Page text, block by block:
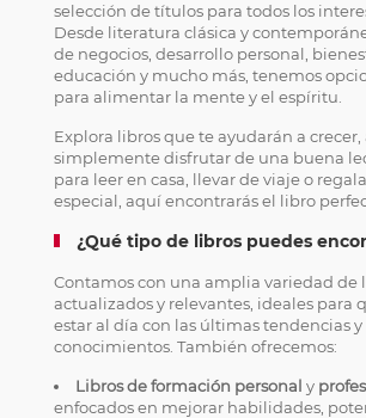
selección de títulos para todos los
Desde literatura clásica y
de negocios, desarrollo personal,
educación y mucho más, tenemos
para alimentar la mente y el espíritu.
Explora libros que te ayudarán a
simplemente disfrutar de una buena
para leer en casa, llevar de viaje o
especial, aquí encontrarás el libro
¿Qué tipo de libros puedes
Contamos con una amplia variedad de
actualizados y relevantes, ideales para
estar al día con las últimas tendencias y
conocimientos. También ofrecemos:
Libros de formación personal y
enfocados en mejorar habilidades,